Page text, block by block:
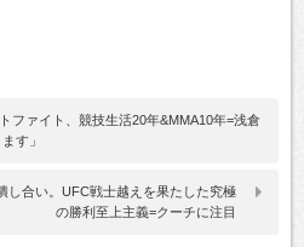
ファイト、競技生活20年&MMA10年=浅倉
す」
し合い。UFC戦士越えを果たした究極
の勝利至上主義=クーチに注目